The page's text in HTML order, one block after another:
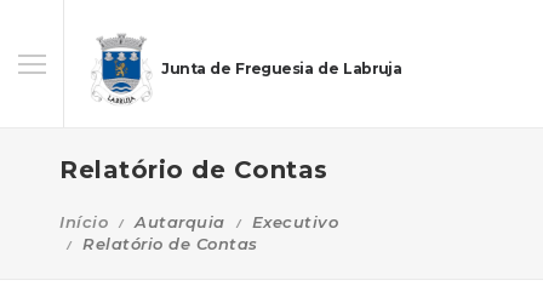
Junta de Freguesia de Labruja
Relatório de Contas
Início Autarquia
Executivo
Relatório de Contas